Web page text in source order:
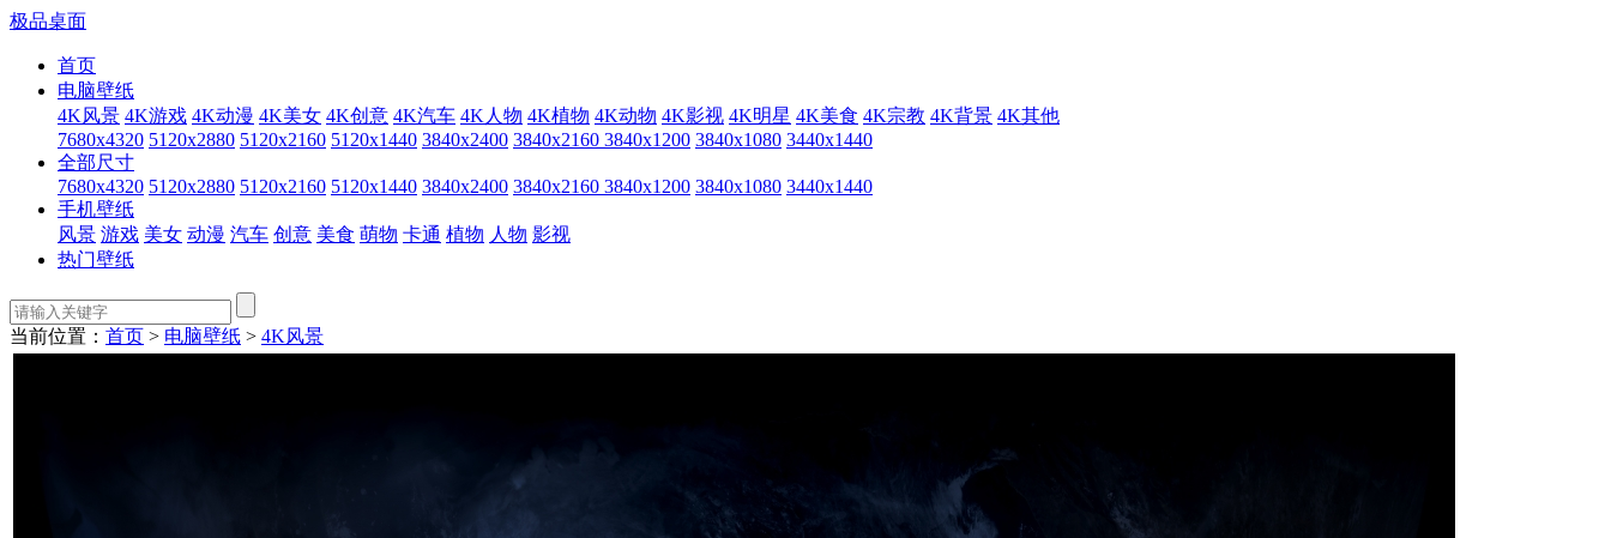
极品桌面
首页
电脑壁纸
4K风景 4K游戏 4K动漫 4K美女 4K创意 4K汽车 4K人物 4K植物 4K动物 4K影视 4K明星 4K美食 4K宗教 4K背景 4K其他
7680x4320 5120x2880 5120x2160 5120x1440 3840x2400 3840x2160 3840x1200 3840x1080 3440x1440
全部尺寸
7680x4320 5120x2880 5120x2160 5120x1440 3840x2400 3840x2160 3840x1200 3840x1080 3440x1440
手机壁纸
风景 游戏 美女 动漫 汽车 创意 美食 萌物 卡通 植物 人物 影视
热门壁纸
当前位置： 首页 > 电脑壁纸 > 4K风景